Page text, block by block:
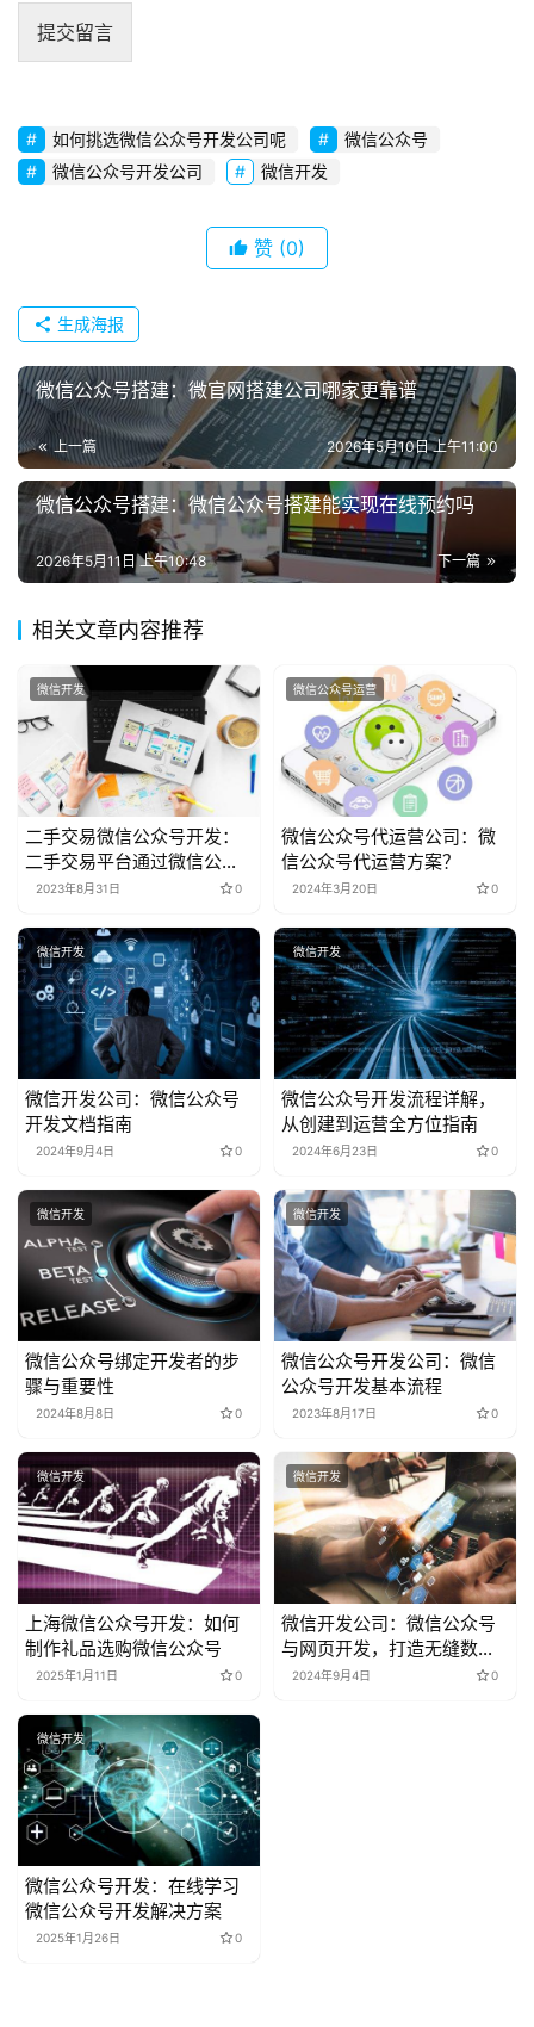
提交留言
如何挑选微信公众号开发公司呢
微信公众号
微信公众号开发公司
微信开发
赞 (0)
生成海报
微信公众号搭建：微官网搭建公司哪家更靠谱
上一篇 2026年5月10日 上午11:00
微信公众号搭建：微信公众号搭建能实现在线预约吗
下一篇
2026年5月11日 上午10:48
相关文章内容推荐
微信开发
二手交易微信公众号开发：
二手交易平台通过微信公众
号提供商品发布、买卖双方
方案
2023年8月31日 0
微信公众号运营
微信公众号代运营公司：微
信公众号代运营方案？
2024年3月20日 0
微信开发
微信开发公司：微信公众号
开发文档指南
2024年9月4日 0
微信开发
微信公众号开发流程详解，
从创建到运营全方位指南
2024年6月23日 0
微信开发
微信公众号绑定开发者的步
骤与重要性
2024年8月8日 0
微信开发
微信公众号开发公司：微信
公众号开发基本流程
2023年8月17日 0
微信开发
上海微信公众号开发：如何
制作礼品选购微信公众号
2025年1月11日 0
微信开发
微信开发公司：微信公众号
与网页开发，打造无缝数字
体验
2024年9月4日 0
微信开发
微信公众号开发：在线学习
微信公众号开发解决方案
2025年1月26日 0